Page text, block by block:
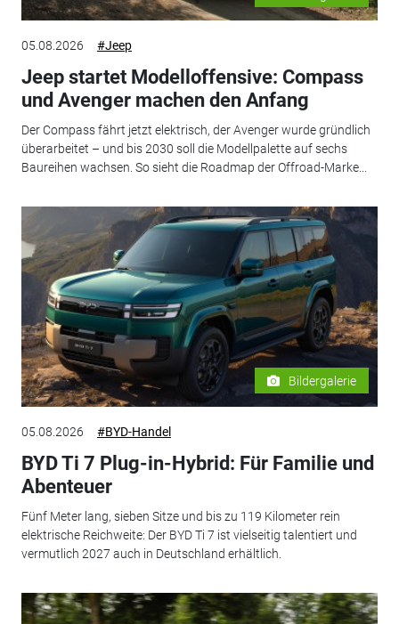
05.08.2026 #Jeep
Jeep startet Modelloffensive: Compass
und Avenger machen den Anfang
Der Compass fährt jetzt elektrisch, der Avenger wurde gründlich
überarbeitet – und bis 2030 soll die Modellpalette auf sechs
Baureihen wachsen. So sieht die Roadmap der Offroad-Marke...
Bildergalerie
05.08.2026 #BYD-Handel
BYD Ti 7 Plug-in-Hybrid: Für Familie und
Abenteuer
Fünf Meter lang, sieben Sitze und bis zu 119 Kilometer rein
elektrische Reichweite: Der BYD Ti 7 ist vielseitig talentiert und
vermutlich 2027 auch in Deutschland erhältlich.